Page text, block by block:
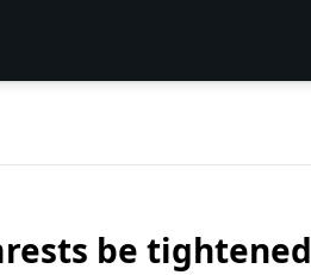
be tightened